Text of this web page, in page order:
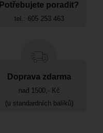
Potřebujete poradit?
tel.: 605 253 463
Doprava zdarma
nad 1500,- Kč
(u standardních balíků)